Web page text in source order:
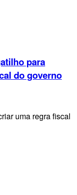
para
do governo
uma regra fiscal